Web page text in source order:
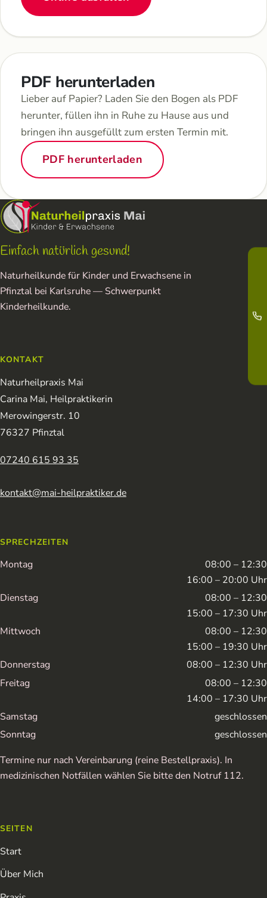
PDF herunterladen
Lieber auf Papier? Laden Sie den Bogen als PDF
herunter, füllen ihn in Ruhe zu Hause aus und
bringen ihn ausgefüllt zum ersten Termin mit.
PDF herunterladen
Einfach natürlich gesund!
Naturheilkunde für Kinder und Erwachsene in
Pfinztal bei Karlsruhe — Schwerpunkt
Kinderheilkunde.
KONTAKT
Naturheilpraxis Mai
Carina Mai, Heilpraktikerin
Merowingerstr. 10
76327 Pfinztal
07240 615 93 35
kontakt@mai-heilpraktiker.de
SPRECHZEITEN
Montag
08:00 – 12:30
16:00 – 20:00 Uhr
Dienstag
08:00 – 12:30
15:00 – 17:30 Uhr
Mittwoch
08:00 – 12:30
15:00 – 19:30 Uhr
Donnerstag
08:00 – 12:30 Uhr
Freitag
08:00 – 12:30
14:00 – 17:30 Uhr
Samstag
geschlossen
Sonntag
geschlossen
Termine nur nach Vereinbarung (reine Bestellpraxis). In
medizinischen Notfällen wählen Sie bitte den Notruf 112.
SEITEN
Start
Über Mich